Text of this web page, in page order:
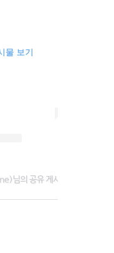
물 보기
님의 공유 게시물